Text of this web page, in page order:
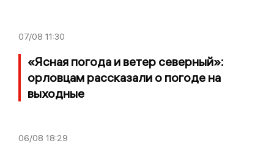
07/08 11:30
«Ясная погода и ветер северный»:
орловцам рассказали о погоде на
выходные
06/08 18:29